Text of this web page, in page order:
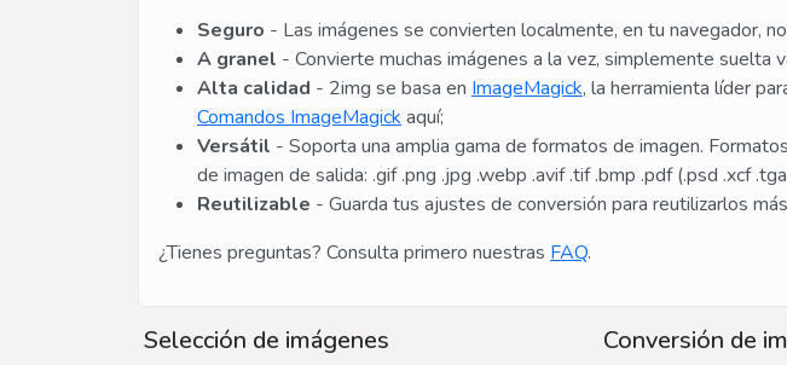
Seguro - Las imágenes se convierten localmente, en tu navegador,
A granel - Convierte muchas imágenes a la vez, simplemente suelta
Alta calidad - 2img se basa en ImageMagick, la herramienta líder
Comandos ImageMagick aquí;
Versátil - Soporta una amplia gama de formatos de imagen.
de imagen de salida: .gif .png .jpg .webp .avif .tif .bmp .pdf (.psd .xcf
Reutilizable - Guarda tus ajustes de conversión para reutilizarlos
¿Tienes preguntas? Consulta primero nuestras FAQ.
Selección de imágenes Conversión de